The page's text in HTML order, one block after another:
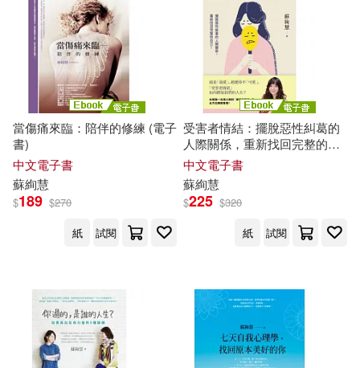
當傷痛來臨：陪伴的修練 (電子
書)
中文電子書
蘇絢慧
$189 $270
紙
試閱
受害者情結：擺脫惡性糾葛的
人際關係，重新找回完整的自
己! (電子書)
中文電子書
蘇絢慧
$225 $320
紙
試閱